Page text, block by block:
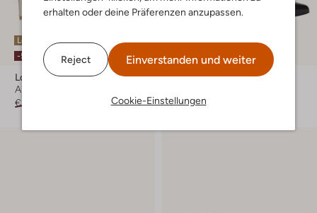
erhalten oder deine Präferenzen anzupassen.
Reject Einverstanden und weiter
Cookie-Einstellungen
Letzte Größen
-50%
Lodi
Absätze
€ 219,99
-50%
Lodi
€ 224,99